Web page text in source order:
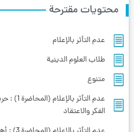
محتويات مقترحة
عدم التأثر بالإعلام
طلاب العلوم الدينية
متنوع
عدم التأثر بالإعلام
الفكر والاعتقاد